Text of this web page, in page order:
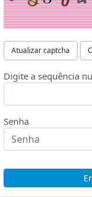
Atualizar captcha
Digite a sequência
Senha